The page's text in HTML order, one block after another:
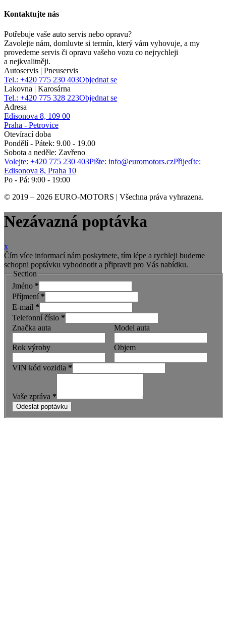
Kontaktujte nás
Potřebuje vaše auto servis nebo opravu?
Zavolejte nám, domluvte si termín, který vám vyhovuje, a my
provedeme servis či opravu vašeho vozu co nejrychleji
a nejkvalitněji.
Autoservis | Pneuservis
Tel.: +420 775 230 403Objednat se
Lakovna | Karosárna
Tel.: +420 775 328 223Objednat se
Adresa
Edisonova 8, 109 00
Praha - Petrovice
Otevírací doba
Pondělí - Pátek: 9.00 - 19.00
Sobota a neděle: Zavřeno
Volejte: +420 775 230 403Pište: info@euromotors.czPřijeďte:
Edisonova 8, Praha 10
Po - Pá: 9:00 - 19:00
© 2019 – 2026 EURO-MOTORS | Všechna práva vyhrazena.
Nezávazná poptávka
x
Čím více informací nám poskytnete, tím lépe a rychleji budeme
schopni poptávku vyhodnotit a připravit pro Vás nabídku.
Section
Jméno *
Příjmení *
E-mail *
Telefonní číslo *
Značka auta
Model auta
Rok výroby Objem
VIN kód vozidla *
Vaše zpráva *
Odeslat poptávku